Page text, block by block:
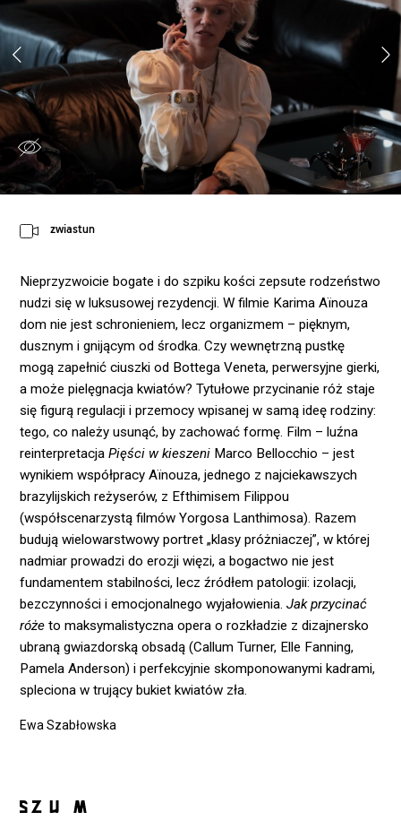
zwiastun
Nieprzyzwoicie bogate i do szpiku kości zepsute rodzeństwo
nudzi się w luksusowej rezydencji. W filmie Karima Aïnouza
dom nie jest schronieniem, lecz organizmem – pięknym,
dusznym i gnijącym od środka. Czy wewnętrzną pustkę
mogą zapełnić ciuszki od Bottega Veneta, perwersyjne gierki,
a może pielęgnacja kwiatów? Tytułowe przycinanie róż staje
się figurą regulacji i przemocy wpisanej w samą ideę rodziny:
tego, co należy usunąć, by zachować formę. Film – luźna
reinterpretacjaPięści w kieszeni Marco Bellocchio – jest
wynikiem współpracy Aïnouza, jednego z najciekawszych
brazylijskich reżyserów, z Efthimisem Filippou
(współscenarzystą filmów Yorgosa Lanthimosa). Razem
budują wielowarstwowy portret „klasy próżniaczej”, w której
nadmiar prowadzi do erozji więzi, a bogactwo nie jest
fundamentem stabilności, lecz źródłem patologii: izolacji,
bezczynności i emocjonalnego wyjałowienia.Jak przycinać
róże to maksymalistyczna opera o rozkładzie z dizajnersko
ubraną gwiazdorską obsadą (Callum Turner, Elle Fanning,
Pamela Anderson) i perfekcyjnie skomponowanymi kadrami,
spleciona w trujący bukiet kwiatów zła.
Ewa Szabłowska